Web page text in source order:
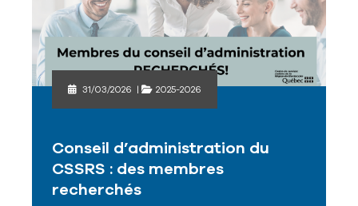
31/03/2026 | 2025-2026
Conseil d’administration du
CSSRS : des membres
recherchés